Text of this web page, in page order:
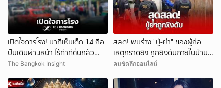
เปิดใจภารโรง! นาทีเห็นเด็ก 14 ถือ
ปืนเดินผ่านหน้า ไร้ท่าทีตื่นกลัว
ก่อนหลบตำรวจขึ้นอีกอาคาร
The Bangkok Insight
สลด! พบร่าง "ปู่-ย่า" ของผู้ก่อ
เหตุกราดยิง ถูกยิงดับภายในบ้าน
พัก
คมชัดลึกออนไลน์